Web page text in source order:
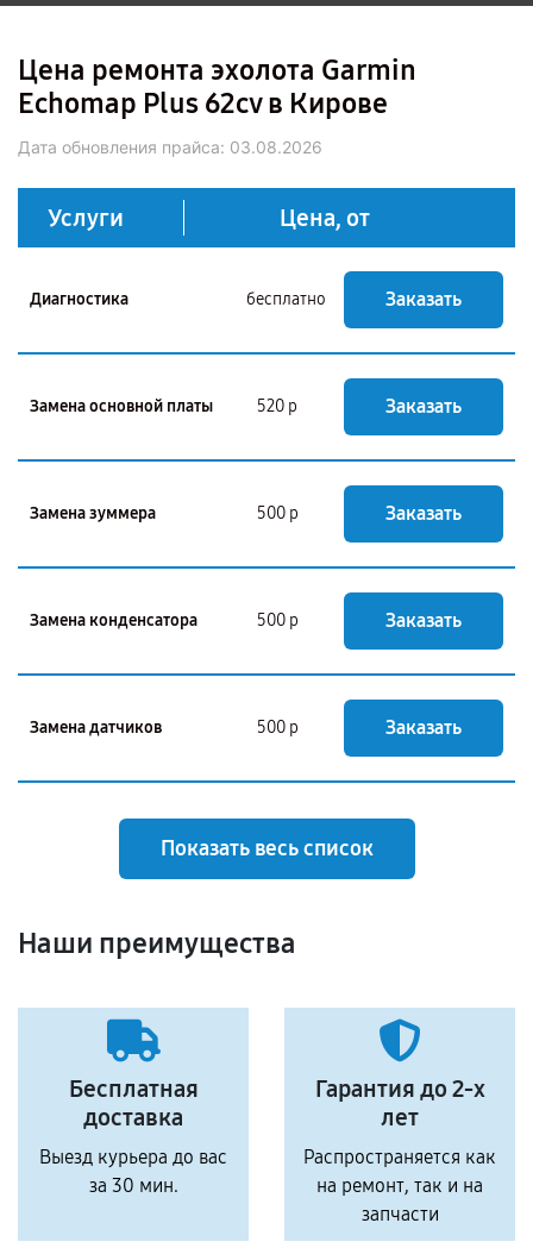
Цена ремонта эхолота Garmin
Echomap Plus 62cv в Кирове
Дата обновления прайса: 03.08.2026
Услуги Цена, от
Диагностика бесплатно Заказать
Замена основной платы 520 р Заказать
Замена зуммера 500 р Заказать
Замена конденсатора 500 р Заказать
Замена датчиков 500 р Заказать
Показать весь список
Наши преимущества
Бесплатная
доставка
Выезд курьера до вас
за 30 мин.
Гарантия до 2-х
лет
Распространяется как
на ремонт, так и на
запчасти